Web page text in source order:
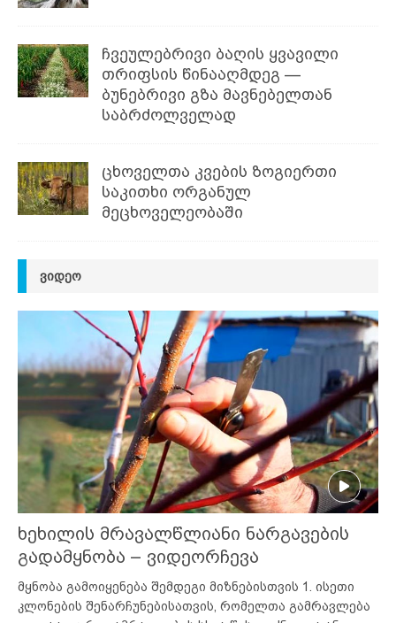
ჩვეულებრივი ბაღის ყვავილი
თრიფსის წინააღმდეგ —
ბუნებრივი გზა მავნებელთან
საბრძოლველად
ცხოველთა კვების ზოგიერთი
საკითხი ორგანულ
მეცხოველეობაში
ᲕᲘᲓᲔᲝ
ხეხილის მრავალწლიანი ნარგავების
გადამყნობა – ვიდეორჩევა
მყნობა გამოიყენება შემდეგი მიზნებისთვის 1. ისეთი
კლონების შენარჩუნებისათვის, რომელთა გამრავლება